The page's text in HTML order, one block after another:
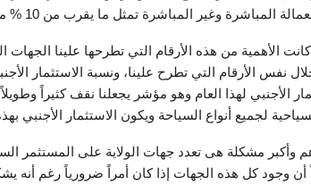
الأهمية من هذه الأرقام التي تطرحها علينا الجهات
الأجنبي لهذا العام وهو مؤشر يجعلنا نقف كثيراً
لجميع أنواع السياحة ويكون الاستثمار الأجنبي
وأكبر مشكلة هى تعدد جهات الولاية على المستثمر
أن وجود كل هذه الجهات إذا كان أمراً ضرورياً رغم أنه